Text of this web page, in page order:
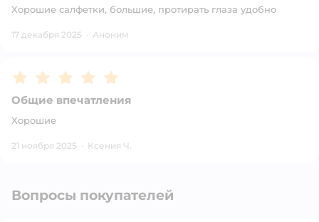
Хорошие салфетки, большие, протирать глаза удобно
17 декабря 2025 · Аноним
Рейтинг:5
Общие впечатления
Хорошие
21 ноября 2025 · Ксения Ч.
Вопросы покупателей